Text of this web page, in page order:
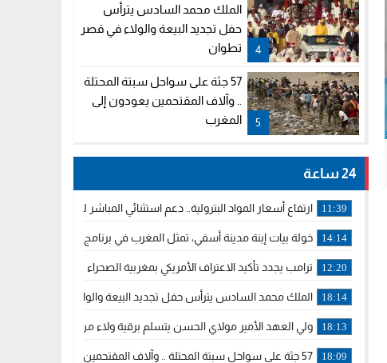
4
الملك محمد السادس يترأس
حفل تجديد البيعة والولاء في قصر
تطوان
5
57 جثة على سواحل سبتة المحتلة
.. وآلاف المقتحمين يعودون إلى
المغرب
24 ساعة
11:39 ارتفاع أسعار المواد البترولية.. دعم استثنائي المباشر لمهنيي النقل
14:14 خولة بيات إبنة مدينة أسفي، تمثل المغرب في برنامج مدرب ركوب
12:20 ترامب يجدد تأكيد الاعتراف الأمريكي بمغربية الصحراء في برقية إلى الملك
18:14 الملك محمد السادس يترأس حفل تجديد البيعة والولاء في قصر
18:13 ولي العهد الأمير مولاي الحسن يتسلم برقية ولاء من القوات المسلحة
18:09 57 جثة على سواحل سبتة المحتلة .. وآلاف المقتحمين يعودون إلى المغرب